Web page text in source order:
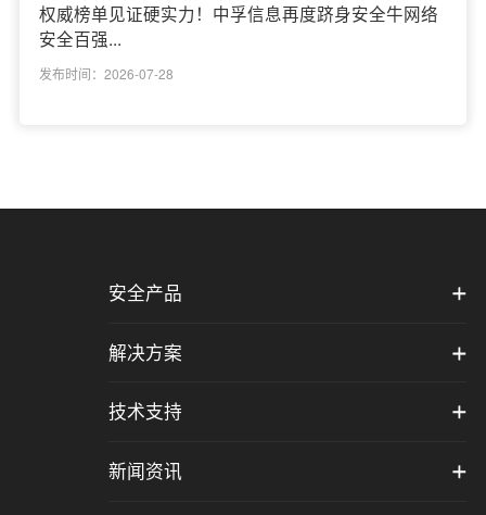
权威榜单见证硬实力！中孚信息再度跻身安全牛网络
安全百强...
发布时间：2026-07-28
安全产品
解决方案
技术支持
新闻资讯